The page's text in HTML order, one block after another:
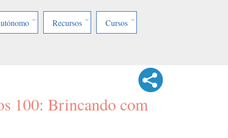
Recursos Cursos
100: Brincando com